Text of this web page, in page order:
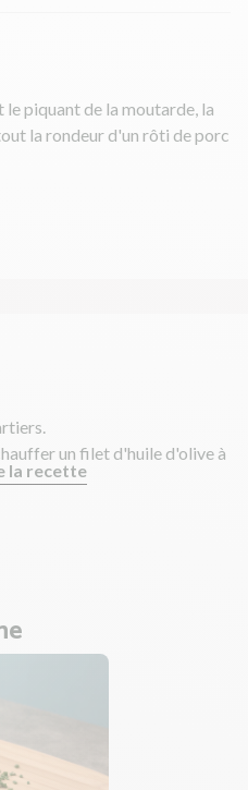
piquant de la moutarde, la
la rondeur d'un rôti de porc
un filet d'huile d'olive à
la recette